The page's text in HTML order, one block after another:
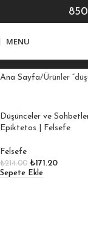
850
MENU
Ana Sayfa Ürünler
Düşünceler ve Sohbetler
Epiktetos | Felsefe
Felsefe
₺214.00 ₺171.20
Sepete Ekle